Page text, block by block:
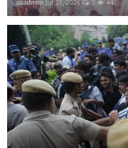
suadmin Jul 21, 2026 0 44